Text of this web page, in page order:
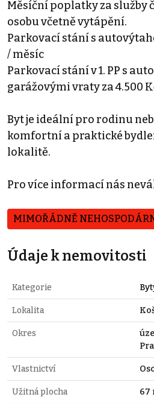
Měsíční poplatky za služby
osobu včetně vytápění.
Parkovací stání s
/ měsíc
Parkovací stání v 1. PP s
garážovými vraty za 4.500
Byt je ideální pro rodinu
komfortní a praktické
lokalitě.
Pro více informací nás
MIMOŘÁDNĚ
Údaje k nemovitosti
Kategorie
Lokalita
Okres
Vlastnictví
Užitná plocha 67